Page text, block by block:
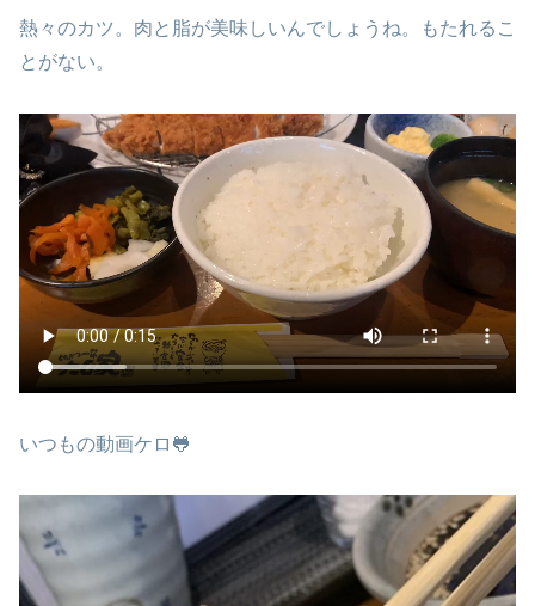
熱々のカツ。肉と脂が美味しいんでしょうね。もたれるこ
とがない。
いつもの動画ケロ🐸